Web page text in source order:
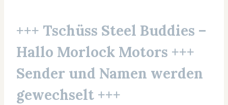
+++ Tschüss Steel Buddies –
Hallo Morlock Motors +++
Sender und Namen werden
gewechselt +++